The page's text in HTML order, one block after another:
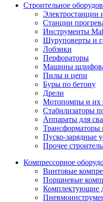
Строительное
Электростанции
Станции
Инструменты
Шуруповерты и
Лобзики
Перфораторы
Машины
Пилы и цепи
Буры по бетону
Дрели
Мотопомпы и их
Стабилизаторы
Аппараты для
Пуско-зарядные
Прочее
Компрессорное
Винтовые
Поршневые
Комплектующие